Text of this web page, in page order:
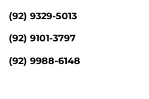
(92) 9329-5013
(92) 9101-3797
(92) 9988-6148